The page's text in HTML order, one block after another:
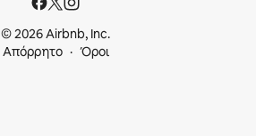
© 2026 Airbnb, Inc.
Απόρρητο
Όροι